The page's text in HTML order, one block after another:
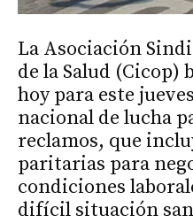
La Asociación
de la Salud (Cicop)
hoy para este
nacional de lucha
reclamos, que
paritarias para
condiciones
difícil situación